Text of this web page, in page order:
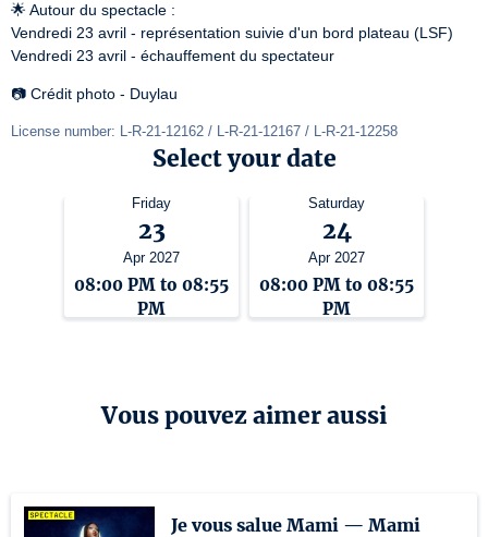
🌟 Autour du spectacle :
Vendredi 23 avril - représentation suivie d'un bord plateau (LSF)
Vendredi 23 avril - échauffement du spectateur
📷 Crédit photo - Duylau
License number: L-R-21-12162 / L-R-21-12167 / L-R-21-12258
Select your date
Friday
23
Apr 2027
08:00 PM to 08:55
PM
Saturday
24
Apr 2027
08:00 PM to 08:55
PM
Vous pouvez aimer aussi
Je vous salue Mami — Mami